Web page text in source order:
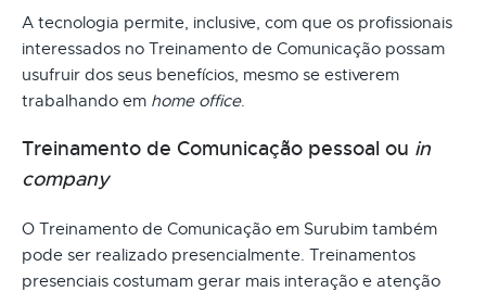
A tecnologia permite, inclusive, com que os profissionais
interessados no Treinamento de Comunicação possam
usufruir dos seus benefícios, mesmo se estiverem
trabalhando em home office.
Treinamento de Comunicação pessoal ou in
company
O Treinamento de Comunicação em Surubim também
pode ser realizado presencialmente. Treinamentos
presenciais costumam gerar mais interação e atenção